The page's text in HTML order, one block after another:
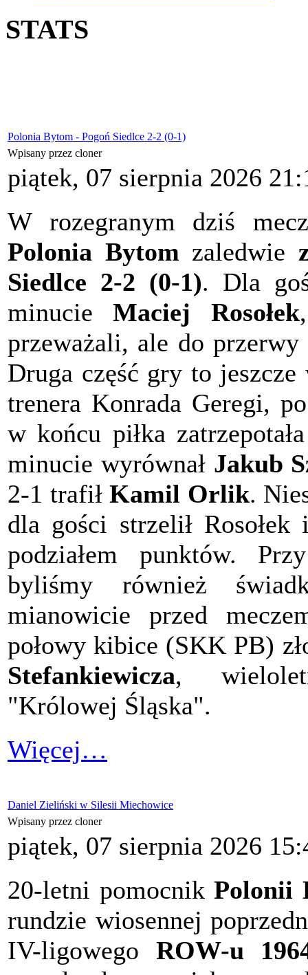
STATS
Polonia Bytom - Pogoń Siedlce 2-2 (0-1)
Wpisany przez cloner
piątek, 07 sierpnia 2026
W rozegranym dziś
Polonia Bytom zaledwie
Siedlce 2-2 (0-1). Dla
minucieMaciej Rosołek
przeważali, ale do
Druga część gry to
trenera Konrada Geregi,
w końcu piłka
minucie wyrównał Jakub
2-1 trafiłKamil Orlik.
dla gości strzelił Rosołek
podziałem punktów.
byliśmy również
mianowicie przed
połowy kibice (SKK PB)
Stefankiewicza,
"Królowej Śląska".
Więcej…
Daniel Zieliński w Silesii Miechowice
Wpisany przez cloner
piątek, 07 sierpnia 2026
20-letni pomocnikPolonii
rundzie wiosennej
IV-ligowego ROW-u